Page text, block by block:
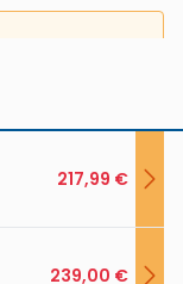
217,99 €
239,00 €